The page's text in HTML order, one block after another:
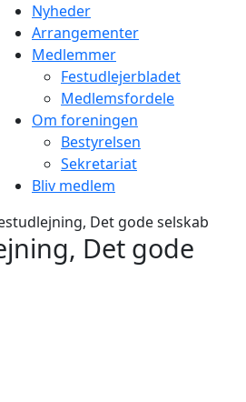
Nyheder
Arrangementer
Medlemmer
Festudlejerbladet
Medlemsfordele
Om foreningen
Bestyrelsen
Sekretariat
Bliv medlem
Det gode selskab
Det gode